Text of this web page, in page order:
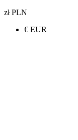
zł PLN
€ EUR